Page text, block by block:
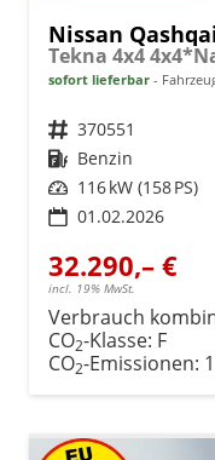
Nissan
sofort lieferbar
Fahrzeugnr. 370551
Kraftstoff Benzin
Leistung 116 kW (158 PS)
01.02.2026
32.290,– €
incl. 19% MwSt.
Verbrauch
CO2-Klasse: F
CO2-Emissionen: